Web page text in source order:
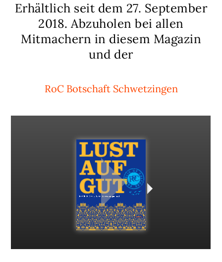
Erhältlich seit dem 27. September
2018. Abzuholen bei allen
Mitmachern in diesem Magazin
und der
RoC Botschaft Schwetzingen